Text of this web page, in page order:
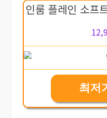
인룸 플레인 소프
최저